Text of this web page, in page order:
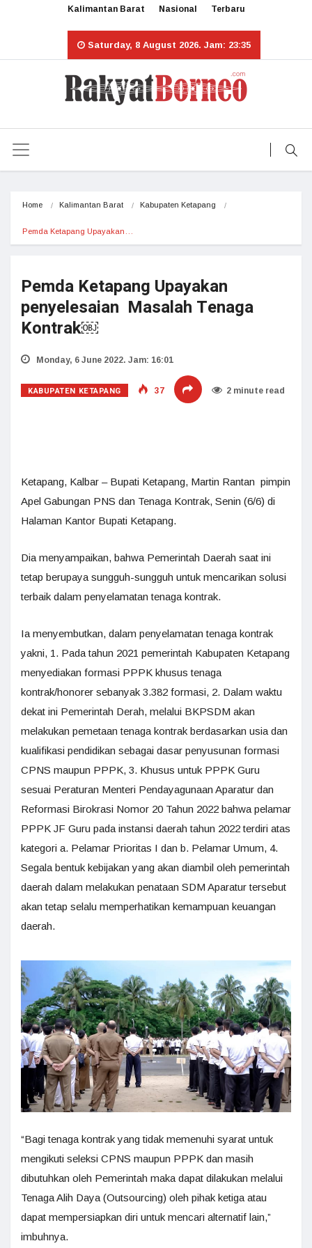
Kalimantan Barat Nasional Terbaru
Saturday, 8 August 2026. Jam: 23:35
Home Kalimantan Barat Kabupaten Ketapang
Pemda Ketapang Upayakan…
Pemda Ketapang Upayakan
penyelesaian Masalah Tenaga
Kontrak￼
Monday, 6 June 2022. Jam: 16:01
KABUPATEN KETAPANG 37 2 minute read
Ketapang, Kalbar – Bupati Ketapang, Martin Rantan pimpin
Apel Gabungan PNS dan Tenaga Kontrak, Senin (6/6) di
Halaman Kantor Bupati Ketapang.
Dia menyampaikan, bahwa Pemerintah Daerah saat ini
tetap berupaya sungguh-sungguh untuk mencarikan solusi
terbaik dalam penyelamatan tenaga kontrak.
Ia menyembutkan, dalam penyelamatan tenaga kontrak
yakni, 1. Pada tahun 2021 pemerintah Kabupaten Ketapang
menyediakan formasi PPPK khusus tenaga
kontrak/honorer sebanyak 3.382 formasi, 2. Dalam waktu
dekat ini Pemerintah Derah, melalui BKPSDM akan
melakukan pemetaan tenaga kontrak berdasarkan usia dan
kualifikasi pendidikan sebagai dasar penyusunan formasi
CPNS maupun PPPK, 3. Khusus untuk PPPK Guru
sesuai Peraturan Menteri Pendayagunaan Aparatur dan
Reformasi Birokrasi Nomor 20 Tahun 2022 bahwa pelamar
PPPK JF Guru pada instansi daerah tahun 2022 terdiri atas
kategori a. Pelamar Prioritas I dan b. Pelamar Umum, 4.
Segala bentuk kebijakan yang akan diambil oleh pemerintah
daerah dalam melakukan penataan SDM Aparatur tersebut
akan tetap selalu memperhatikan kemampuan keuangan
daerah.
“Bagi tenaga kontrak yang tidak memenuhi syarat untuk
mengikuti seleksi CPNS maupun PPPK dan masih
dibutuhkan oleh Pemerintah maka dapat dilakukan melalui
Tenaga Alih Daya (Outsourcing) oleh pihak ketiga atau
dapat mempersiapkan diri untuk mencari alternatif lain,”
imbuhnya.